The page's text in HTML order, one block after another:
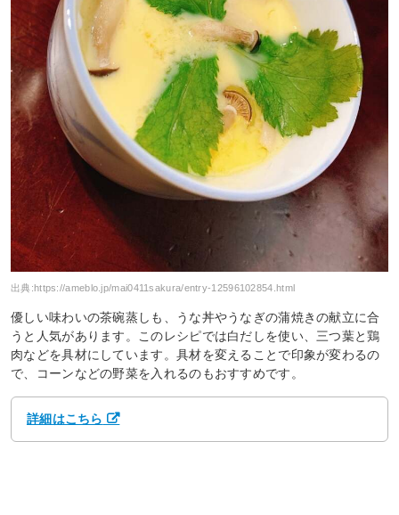
出典:https://ameblo.jp/mai0411sakura/entry-12596102854.html
優しい味わいの茶碗蒸しも、うな丼やうなぎの蒲焼きの献立に合
うと人気があります。このレシピでは白だしを使い、三つ葉と鶏
肉などを具材にしています。具材を変えることで印象が変わるの
で、コーンなどの野菜を入れるのもおすすめです。
詳細はこちら